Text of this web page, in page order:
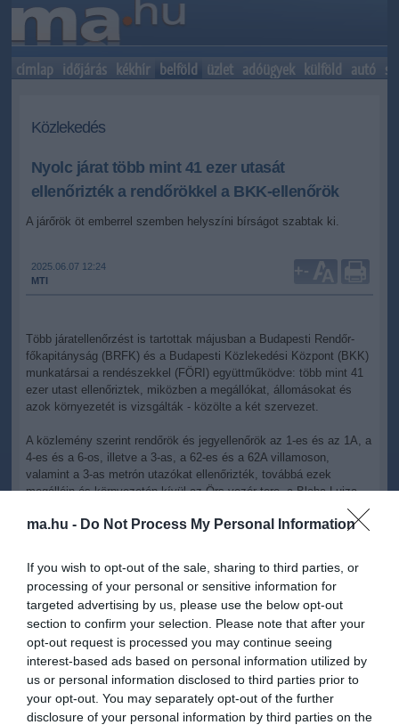
ma.hu - Do Not Process My Personal Information
If you wish to opt-out of the sale, sharing to third parties, or
processing of your personal or sensitive information for
targeted advertising by us, please use the below opt-out
section to confirm your selection. Please note that after your
opt-out request is processed you may continue seeing
interest-based ads based on personal information utilized by
us or personal information disclosed to third parties prior to
your opt-out. You may separately opt-out of the further
disclosure of your personal information by third parties on the
címlap időjárás kékhír belföld üzlet adóügyek külföld autó
Közlekedés
Nyolc járat több mint 41 ezer utasát
ellenőrizték a rendőrökkel a BKK-ellenőrök
A járőrök öt emberrel szemben helyszíni bírságot szabtak ki.
2025.06.07 12:24
MTI
+-
Több járatellenőrzést is tartottak májusban a Budapesti Rendőr-
főkapitányság (BRFK) és a Budapesti Közlekedési Központ (BKK)
munkatársai a rendészekkel (FÖRI) együttműködve: több mint 41
ezer utast ellenőriztek, miközben a megállókat, állomásokat és
azok környezetét is vizsgálták - közölte a két szervezet.
A közlemény szerint rendőrök és jegyellenőrök az 1-es és az 1A, a
4-es és a 6-os, illetve a 3-as, a 62-es és a 62A villamoson,
valamint a 3-as metrón utazókat ellenőrizték, továbbá ezek
megállóin és környezetén kívül az Örs vezér tere, a Blaha Lujza
tér, a Nagyvárad tér és a Göncz Árpád városközpont metróállomás
kijáratánál is fokozott ellenőrzést végeztek.
körözés, hármat személyazonosság igazolásával kapcsolatos
kötelességek megszegése, továbbá - mivel az ellenőrzés a járatok
vonalán közlekedő autósokra is kiterjedt - a II. kerületben két nőt
mozgáskorlátozott parkolási igazolvánnyal való visszaélés miatt.
A járőrök öt emberrel szemben helyszíni bírságot szabtak ki:
kétszer közterületi alkoholfogyasztás, háromszor gyalogos
szabálysértés miatt - áll a közleményben.